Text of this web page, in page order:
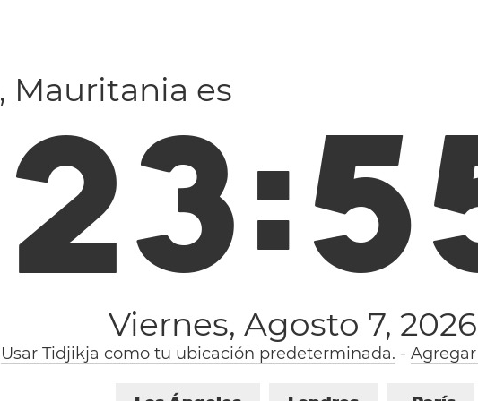
, Mauritania es
23:5
Viernes, Agosto 7,
Usar Tidjikja como tu ubicación predeterminada. -